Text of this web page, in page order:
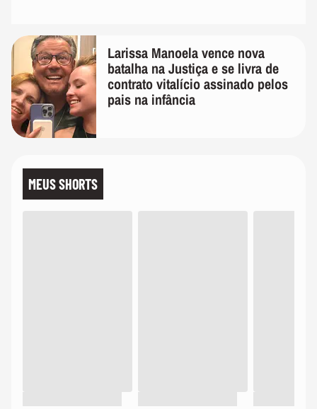
Larissa Manoela vence nova
batalha na Justiça e se livra de
contrato vitalício assinado pelos
pais na infância
MEUS SHORTS